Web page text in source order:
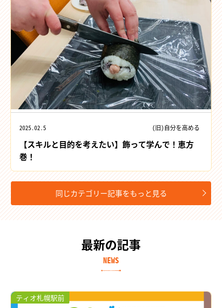
2025.02.5 (旧)自分を高める
【スキルと目的を考えたい】飾って学んで！恵方
巻！
同じカテゴリー記事をもっと見る
最新の記事
NEWS
ティオ札幌駅前